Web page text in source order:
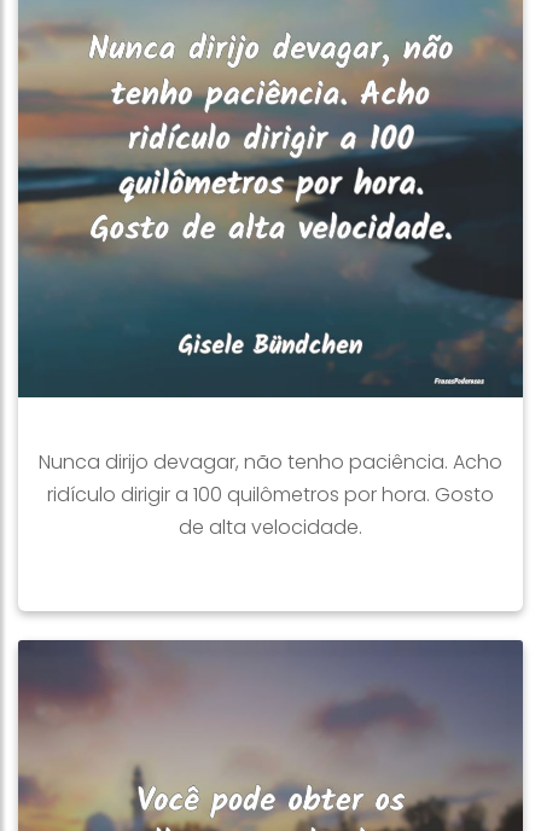
Nunca dirijo devagar, não tenho paciência. Acho
ridículo dirigir a 100 quilômetros por hora. Gosto
de alta velocidade.